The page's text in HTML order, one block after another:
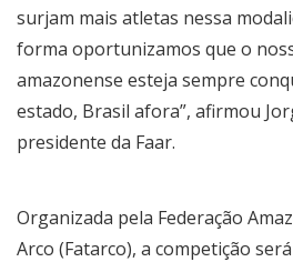
surjam mais atletas nessa
forma oportunizamos que o
amazonense esteja sempre
estado, Brasil afora”, afirmou
presidente da Faar.
Organizada pela Federação
Arco (Fatarco), a competição